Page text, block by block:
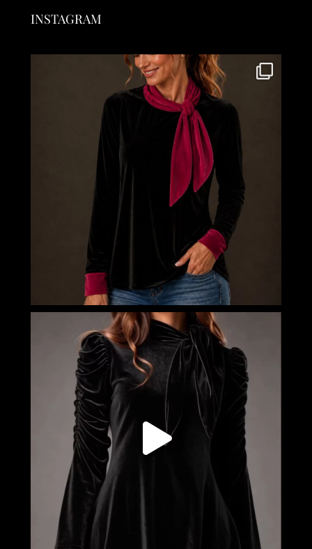
INSTAGRAM